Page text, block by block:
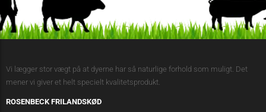
Vi lægger stor vægt på at dyerne har så naturlige forhold som muligt. Det
mener vi giver et helt specielt kvalitetsprodukt.
ROSENBECK FRILANDSKØD